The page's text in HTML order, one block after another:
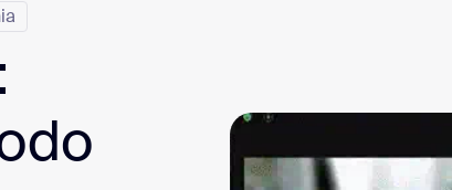
a tendência do momento, o que está gerando